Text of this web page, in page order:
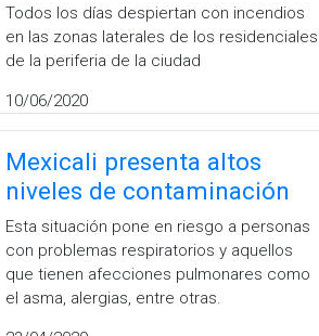
Todos los días despiertan con incendios
en las zonas laterales de los residenciales
de la periferia de la ciudad
10/06/2020
Mexicali presenta altos
niveles de contaminación
Esta situación pone en riesgo a personas
con problemas respiratorios y aquellos
que tienen afecciones pulmonares como
el asma, alergias, entre otras.